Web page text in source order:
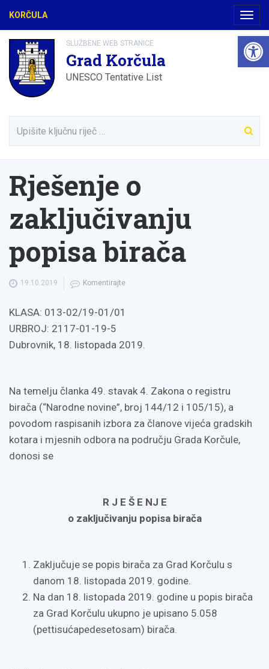
KORČULA
SLUŽBENE WEB STRANICE
Grad Korčula
UNESCO Tentative List
Rješenje o
zaključivanju
popisa birača
19.10.2019 Komentirajte
KLASA: 013-02/19-01/01
URBROJ: 2117-01-19-5
Dubrovnik, 18. listopada 2019.
Na temelju članka 49. stavak 4. Zakona o registru
birača (“Narodne novine”, broj 144/12 i 105/15), a
povodom raspisanih izbora za članove vijeća gradskih
kotara i mjesnih odbora na području Grada Korčule,
donosi se
R J E Š E NJ E
o zaključivanju popisa birača
Zaključuje se popis birača za Grad Korčulu s
danom 18. listopada 2019. godine.
Na dan 18. listopada 2019. godine u popis birača
za Grad Korčulu ukupno je upisano 5.058
(pettisućapedesetosam) birača.